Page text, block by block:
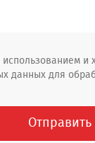
использованием и
данных для